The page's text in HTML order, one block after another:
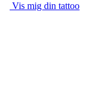
Vis mig din tattoo